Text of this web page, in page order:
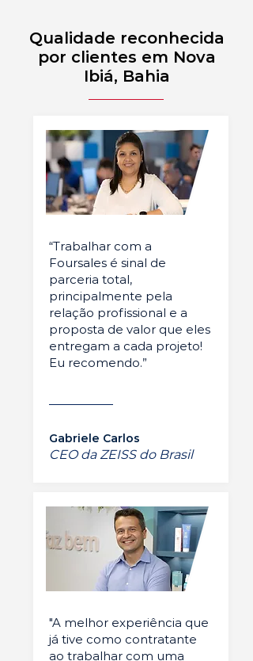
Qualidade reconhecida
por clientes em Nova
Ibiá, Bahia
“Trabalhar com a
Foursales é sinal de
parceria total,
principalmente pela
relação profissional e a
proposta de valor que eles
entregam a cada projeto!
Eu recomendo.”
Gabriele Carlos
CEO da ZEISS do Brasil
"A melhor experiência que
já tive como contratante
ao trabalhar com uma